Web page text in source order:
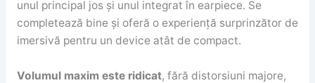
unul principal jos și unul integrat în earpiece. Se
completează bine și oferă o experiență surprinzător de
imersivă pentru un device atât de compact.
Volumul maxim este ridicat, fără distorsiuni majore,